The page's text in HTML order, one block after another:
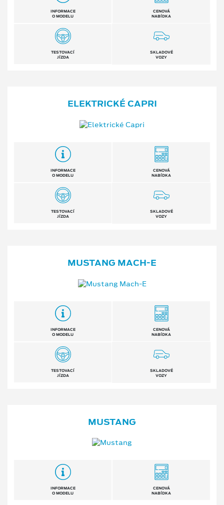
INFORMACE
O MODELU
CENOVÁ
NABÍDKA
TESTOVACÍ
JÍZDA
SKLADOVÉ
VOZY
ELEKTRICKÉ CAPRI
INFORMACE
O MODELU
CENOVÁ
NABÍDKA
TESTOVACÍ
JÍZDA
SKLADOVÉ
VOZY
MUSTANG MACH⁠-⁠E
INFORMACE
O MODELU
CENOVÁ
NABÍDKA
TESTOVACÍ
JÍZDA
SKLADOVÉ
VOZY
MUSTANG
INFORMACE
O MODELU
CENOVÁ
NABÍDKA